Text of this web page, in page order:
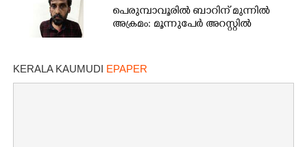
പെരുമ്പാവൂരിൽ ബാറിന് മുന്നിൽ
അക്രമം: മൂന്നുപേർ അറസ്റ്റിൽ
KERALA KAUMUDI EPAPER